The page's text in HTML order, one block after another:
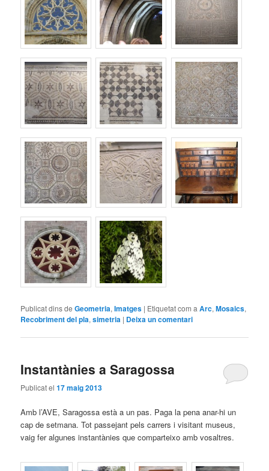
Publicat dins de Geometria,Imatges | Etiquetat com a Arc,Mosaics,
Recobriment del pla,simetria | Deixa un comentari
Instantànies a Saragossa
Publicat el17 maig 2013
Amb l’AVE, Saragossa està a un pas. Paga la pena anar-hi un
cap de setmana. Tot passejant pels carrers i visitant museus,
vaig fer algunes instantànies que comparteixo amb vosaltres.